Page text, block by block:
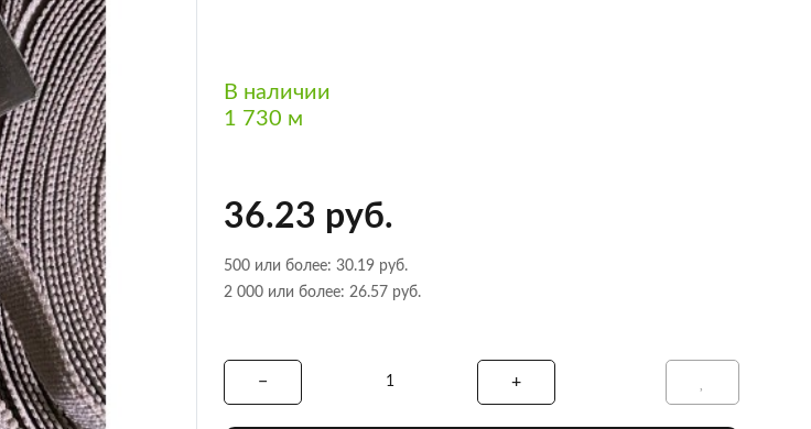
В наличии
1 730 м
36.23 руб.
500 или более: 30.19 руб.
2 000 или более: 26.57 руб.